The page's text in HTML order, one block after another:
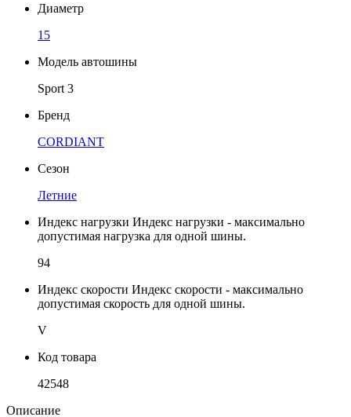
Диаметр
15
Модель автошины
Sport 3
Бренд
CORDIANT
Сезон
Летние
Индекс нагрузки Индекс нагрузки - максимально
допустимая нагрузка для одной шины.
94
Индекс скорости Индекс скорости - максимально
допустимая скорость для одной шины.
V
Код товара
42548
Описание